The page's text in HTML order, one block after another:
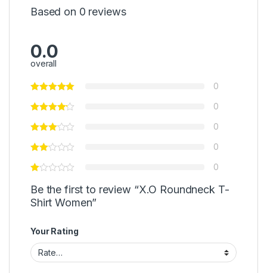
Based on 0 reviews
0.0
overall
0
0
0
0
0
Be the first to review “X.O Roundneck T-
Shirt Women”
Your Rating